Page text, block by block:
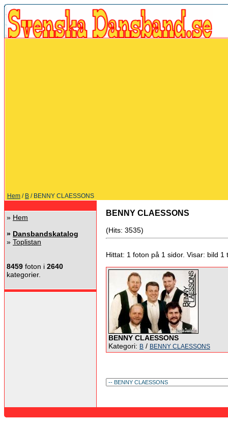
Hem / B / BENNY CLAESSONS
» Hem
» Dansbandskatalog
» Toplistan
8459 foton i 2640
kategorier.
BENNY CLAESSONS
(Hits: 3535)
Hittat: 1 foton på 1 sidor. Visar: bild 1
BENNY CLAESSONS
Kategori: B / BENNY CLAESSONS